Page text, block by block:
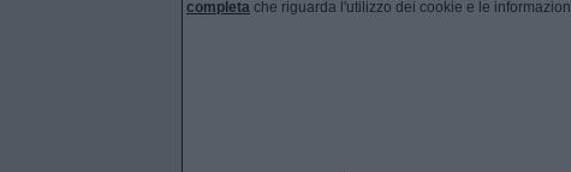
completa che riguarda l'utilizzo dei cookie e le